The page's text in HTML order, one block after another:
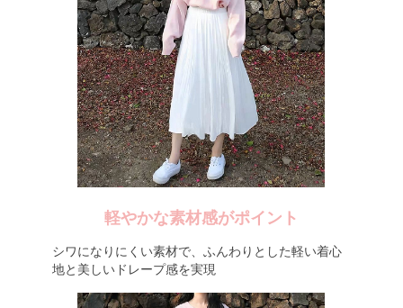
軽やかな素材感がポイント
シワになりにくい素材で、ふんわりとした軽い着心
地と美しいドレープ感を実現